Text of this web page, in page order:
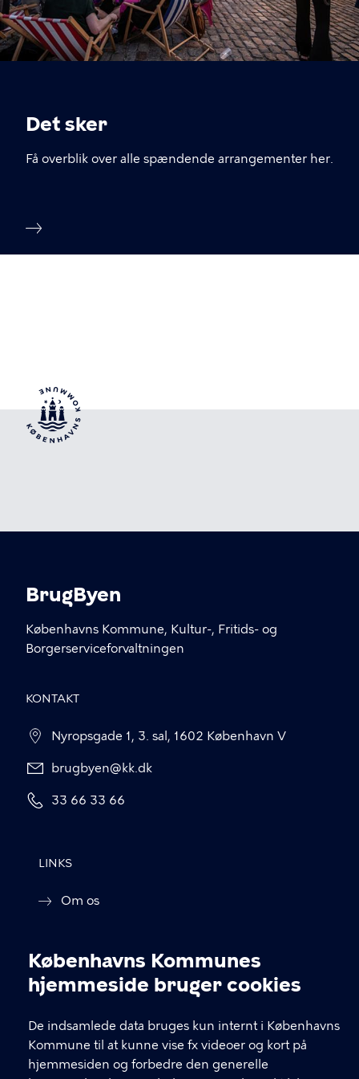
Cookieindstillinger
Københavns Kommunes
hjemmeside bruger cookies
De indsamlede data bruges kun internt i Københavns
Kommune til at kunne vise fx videoer og kort på
hjemmesiden og forbedre den generelle
Det sker
Få overblik over alle spændende arrangementer her.
BrugByen
Københavns Kommune, Kultur-, Fritids- og
Borgerserviceforvaltningen
KONTAKT
Nyropsgade 1, 3. sal, 1602 København V
brugbyen@kk.dk
33 66 33 66
LINKS
Om os
Tilgængelighedserklæring
Cookieindstillinger